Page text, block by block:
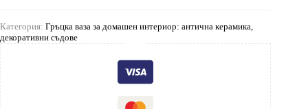
Категория: Гръцка ваза за домашен интериор: антична керамика,
декоративни съдове